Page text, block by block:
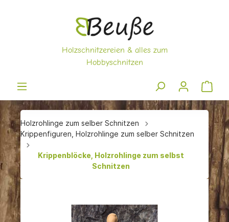
Holzrohlinge zum selber Schnitzen
Krippenfiguren, Holzrohlinge zum selber Schnitzen
Krippenblöcke, Holzrohlinge zum selbst
Schnitzen